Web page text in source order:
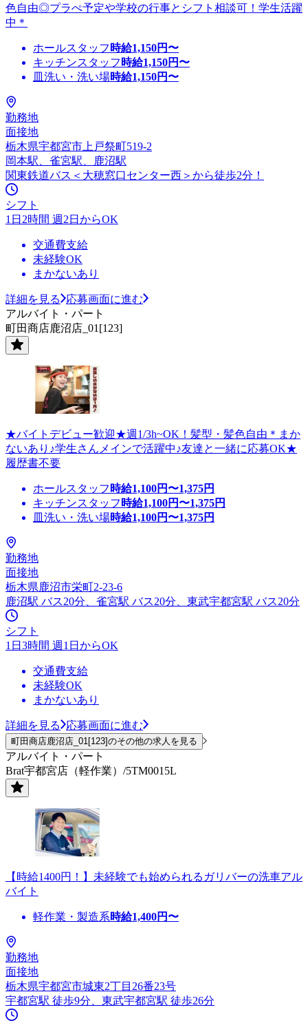
色自由◎プラぺ予定や学校の行事とシフト相談可！学生活躍
中＊
ホールスタッフ 時給1,150円〜
キッチンスタッフ 時給1,150円〜
皿洗い・洗い場時給1,150円〜
勤務地
面接地
栃木県宇都宮市上戸祭町519-2
岡本駅、雀宮駅、鹿沼駅
関東鉄道バス＜大穂窓口センター西＞から徒歩2分！
シフト
1日2時間 週2日からOK
交通費支給
未経験OK
まかないあり
詳細を見る
応募画面に進む
アルバイト・パート
町田商店鹿沼店_01[123]
★バイトデビュー歓迎★週1/3h~OK！髪型・髪色自由＊まか
ないあり♪学生さんメインで活躍中♪友達と一緒に応募OK★
履歴書不要
ホールスタッフ 時給1,100円〜1,375円
キッチンスタッフ 時給1,100円〜1,375円
皿洗い・洗い場時給1,100円〜1,375円
勤務地
面接地
栃木県鹿沼市栄町2-23-6
鹿沼駅 バス20分、雀宮駅 バス20分、東武宇都宮駅 バス20分
シフト
1日3時間 週1日からOK
交通費支給
未経験OK
まかないあり
詳細を見る 応募画面に進む
町田商店鹿沼店_01[123]のその他の求人を見る
アルバイト・パート
Brat宇都宮店（軽作業）/5TM0015L
【時給1400円！】未経験でも始められるガリバーの洗車アル
バイト
軽作業・製造系時給1,400円〜
勤務地
面接地
栃木県宇都宮市城東2丁目26番23号
宇都宮駅 徒歩9分、東武宇都宮駅 徒歩26分